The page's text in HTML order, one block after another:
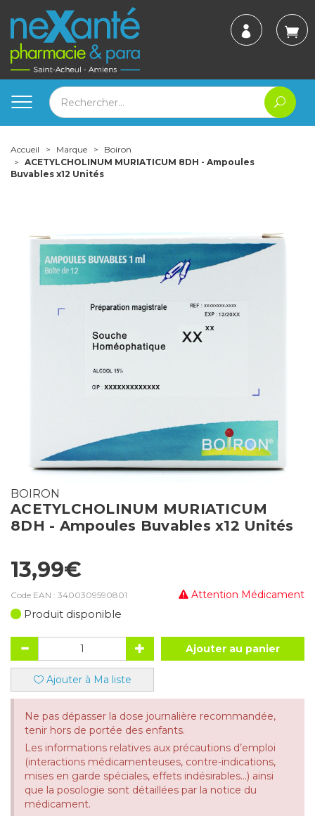
Accueil Marque
Boiron
ACETYLCHOLINUM MURIATICUM 8DH - Ampoules
Buvables x12 Unités
BOIRON
ACETYLCHOLINUM MURIATICUM
8DH - Ampoules Buvables x12 Unités
13,99€
Attention Médicament
Code EAN : 3400309590801
Produit disponible
Ajouter au panier
Ajouter à Ma liste
Ne pas dépasser la dose journalière recommandée,
tenir hors de portée des enfants.
Les informations relatives aux précautions d’emploi
(interactions médicamenteuses, contre-indications,
mises en garde spéciales, effets indésirables...) ainsi
que la posologie sont détaillées par la notice du
médicament.